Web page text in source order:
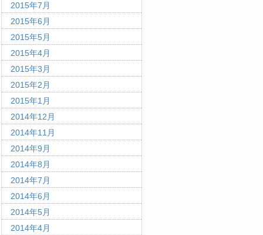
2015年7月
2015年6月
2015年5月
2015年4月
2015年3月
2015年2月
2015年1月
2014年12月
2014年11月
2014年9月
2014年8月
2014年7月
2014年6月
2014年5月
2014年4月